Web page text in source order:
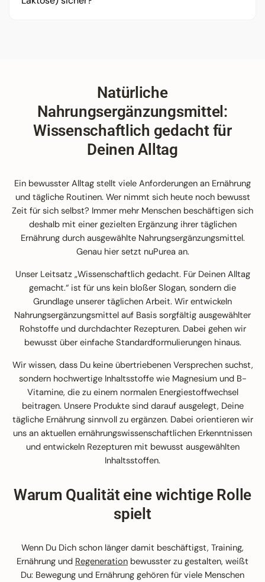
Dich bei uns – wir klären das direkt für Dich.
wir, die Zutatenliste sorgfältig zu prüfen.
Natürliche
Nahrungsergänzungsmittel:
Wissenschaftlich gedacht für
Deinen Alltag
Ein bewusster Alltag stellt viele Anforderungen an Ernährung
und tägliche Routinen. Wer nimmt sich heute noch bewusst
Zeit für sich selbst? Immer mehr Menschen beschäftigen sich
deshalb mit einer gezielten Ergänzung ihrer täglichen
Ernährung durch ausgewählte Nahrungsergänzungsmittel.
Genau hier setzt nuPurea an.
Unser Leitsatz „Wissenschaftlich gedacht. Für Deinen Alltag
gemacht.“ ist für uns kein bloßer Slogan, sondern die
Grundlage unserer täglichen Arbeit. Wir entwickeln
Nahrungsergänzungsmittel auf Basis sorgfältig ausgewählter
Rohstoffe und durchdachter Rezepturen. Dabei gehen wir
bewusst über einfache Standardformulierungen hinaus.
Wir wissen, dass Du keine übertriebenen Versprechen suchst,
sondern hochwertige Inhaltsstoffe wie Magnesium und B-
Vitamine, die zu einem normalen Energiestoffwechsel
beitragen. Unsere Produkte sind darauf ausgelegt, Deine
tägliche Ernährung sinnvoll zu ergänzen. Dabei orientieren wir
uns an aktuellen ernährungswissenschaftlichen Erkenntnissen
und entwickeln Rezepturen mit bewusst ausgewählten
Inhaltsstoffen.
Warum Qualität eine wichtige Rolle
spielt
Wenn Du Dich schon länger damit beschäftigst, Training,
Ernährung und Regeneration bewusster zu gestalten, weißt
Du: Bewegung und Ernährung gehören für viele Menschen